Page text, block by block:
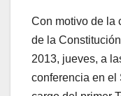
Con motivo de la
de la
2013, jueves, a
conferencia en el